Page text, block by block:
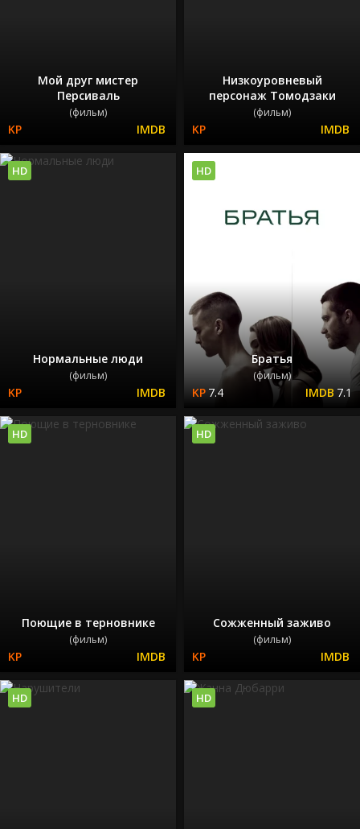
Мой друг мистер
Персиваль
(фильм)
Низкоуровневый
персонаж Томодзаки
(фильм)
Нормальные люди
(фильм)
HD
Братья
(фильм)
7.4 7.1
HD
Поющие в терновнике
(фильм)
HD
Сожженный заживо
(фильм)
HD
HD HD